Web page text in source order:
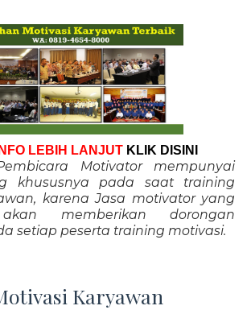
LEBIH LANJUT KLIK DISINI
Motivator mempunyai
khususnya pada saat training
karena Jasa motivator yang
memberikan dorongan
setiap peserta training motivasi.
Karyawan